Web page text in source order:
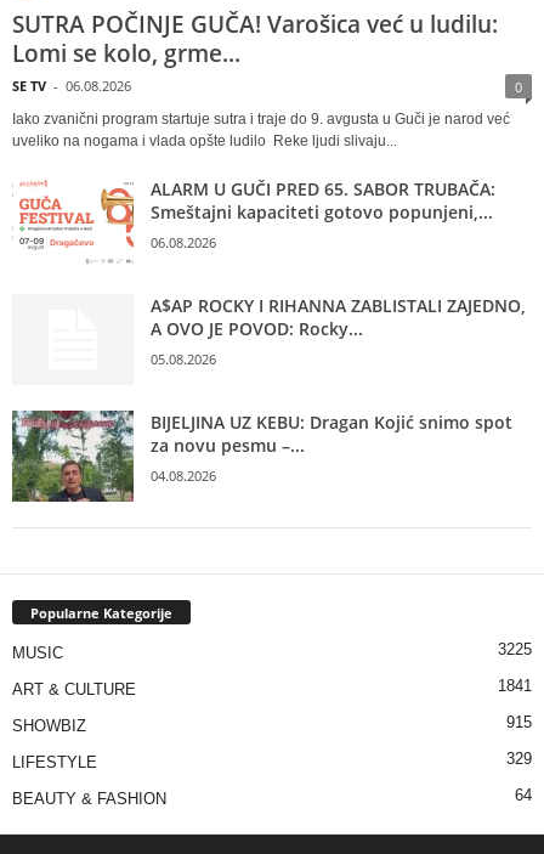
SUTRA POČINJE GUČA! Varošica već u ludilu:
Lomi se kolo, grme...
SE TV - 06.08.2026 0
Iako zvanični program startuje sutra i traje do 9. avgusta u Guči je narod već
uveliko na nogama i vlada opšte ludilo Reke ljudi slivaju...
ALARM U GUČI PRED 65. SABOR TRUBAČA:
Smeštajni kapaciteti gotovo popunjeni,...
06.08.2026
A$AP ROCKY I RIHANNA ZABLISTALI ZAJEDNO,
A OVO JE POVOD: Rocky...
05.08.2026
BIJELJINA UZ KEBU: Dragan Kojić snimo spot
za novu pesmu –...
04.08.2026
Popularne Kategorije
MUSIC 3225
ART & CULTURE 1841
SHOWBIZ 915
LIFESTYLE 329
BEAUTY & FASHION 64